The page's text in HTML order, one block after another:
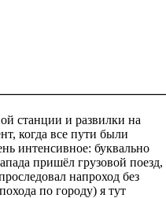
станции и развилки на
когда все пути были
интенсивное: буквально
пришёл грузовой поезд,
напроход без
по городу) я тут